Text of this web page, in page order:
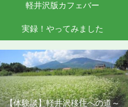
軽井沢版カフェバー
実録！やってみました
【体験談】軽井沢移住への道～